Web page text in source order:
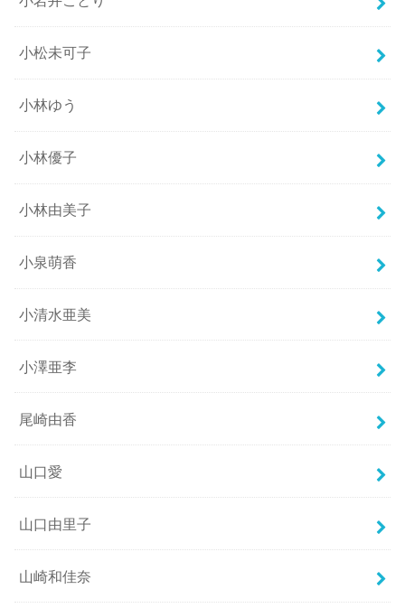
小松未可子
小林ゆう
小林優子
小林由美子
小泉萌香
小清水亜美
小澤亜李
尾崎由香
山口愛
山口由里子
山崎和佳奈